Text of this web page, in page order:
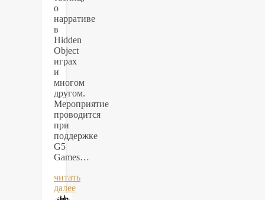
о
нарративе
в
Hidden
Object
играх
и
многом
другом.
Мероприятие
проводится
при
поддержке
G5
Games…
читать
далее